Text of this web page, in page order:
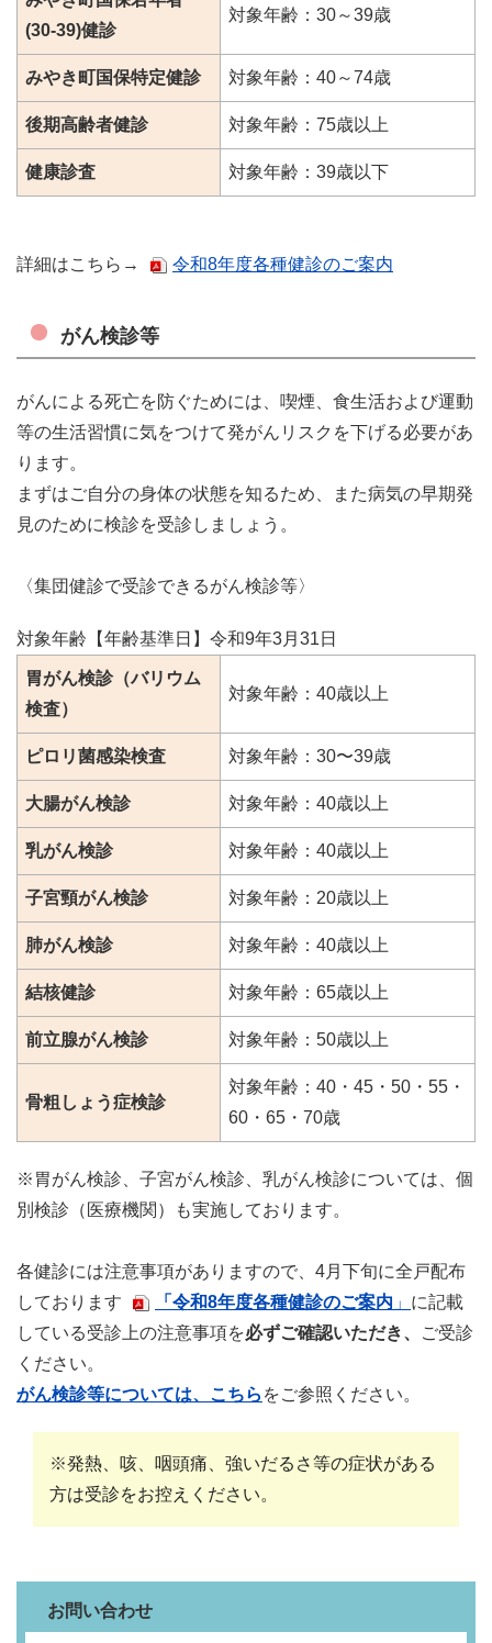
(30-39)健診
対象年齢：30～39歳
みやき町国保特定健診 対象年齢：40～74歳
後期高齢者健診 対象年齢：75歳以上
健康診査 対象年齢：39歳以下
詳細はこちら→ 令和8年度各種健診のご案内
がん検診等
がんによる死亡を防ぐためには、喫煙、食生活および運動
等の生活習慣に気をつけて発がんリスクを下げる必要があ
ります。
まずはご自分の身体の状態を知るため、また病気の早期発
見のために検診を受診しましょう。
〈集団健診で受診できるがん検診等〉
対象年齢【年齢基準日】令和9年3月31日
胃がん検診（バリウム
検査）
対象年齢：40歳以上
ピロリ菌感染検査 対象年齢：30〜39歳
大腸がん検診 対象年齢：40歳以上
乳がん検診 対象年齢：40歳以上
子宮頸がん検診 対象年齢：20歳以上
肺がん検診 対象年齢：40歳以上
結核健診 対象年齢：65歳以上
前立腺がん検診 対象年齢：50歳以上
骨粗しょう症検診
対象年齢：40・45・50・55・
60・65・70歳
※胃がん検診、子宮がん検診、乳がん検診については、個
別検診（医療機関）も実施しております。
各健診には注意事項がありますので、4月下旬に全戸配布
しております
「令和8年度各種健診のご案内 」 に記載
している受診上の注意事項を必ずご確認いただき、
ご受診
ください。
がん検診等については、こちら をご参照ください。
※発熱、咳、咽頭痛、強いだるさ等の症状がある
方は受診をお控えください。
お問い合わせ